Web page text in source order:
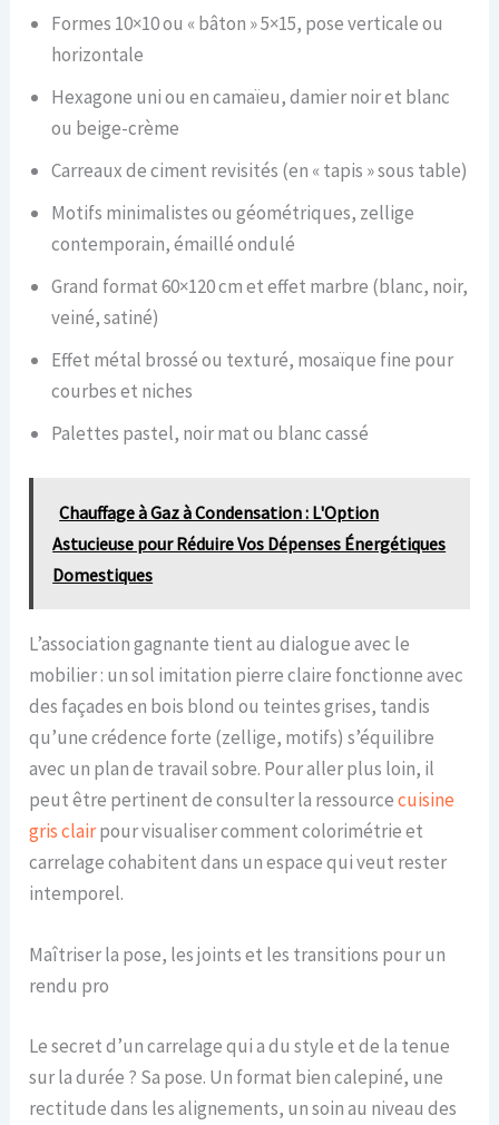
Formes 10×10 ou « bâton » 5×15, pose verticale ou
horizontale
Hexagone uni ou en camaïeu, damier noir et blanc
ou beige-crème
Carreaux de ciment revisités (en « tapis » sous table)
Motifs minimalistes ou géométriques, zellige
contemporain, émaillé ondulé
Grand format 60×120 cm et effet marbre (blanc, noir,
veiné, satiné)
Effet métal brossé ou texturé, mosaïque fine pour
courbes et niches
Palettes pastel, noir mat ou blanc cassé
Chauffage à Gaz à Condensation : L'Option
Astucieuse pour Réduire Vos Dépenses Énergétiques
Domestiques
L’association gagnante tient au dialogue avec le
mobilier : un sol imitation pierre claire fonctionne avec
des façades en bois blond ou teintes grises, tandis
qu’une crédence forte (zellige, motifs) s’équilibre
avec un plan de travail sobre. Pour aller plus loin, il
peut être pertinent de consulter la ressourcecuisine
gris clairpour visualiser comment colorimétrie et
carrelage cohabitent dans un espace qui veut rester
intemporel.
Maîtriser la pose, les joints et les transitions pour un
rendu pro
Le secret d’un carrelage qui a du style et de la tenue
sur la durée ? Sa pose. Un format bien calepiné, une
rectitude dans les alignements, un soin au niveau des